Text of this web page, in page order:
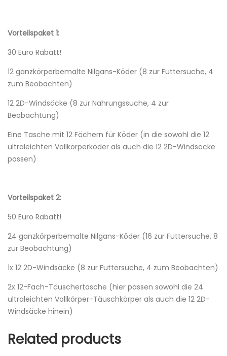
Vorteilspaket 1:
30 Euro Rabatt!
12 ganzkörperbemalte Nilgans-Köder (8 zur Futtersuche, 4
zum Beobachten)
12 2D-Windsäcke (8 zur Nahrungssuche, 4 zur
Beobachtung)
Eine Tasche mit 12 Fächern für Köder (in die sowohl die 12
ultraleichten Vollkörperköder als auch die 12 2D-Windsäcke
passen)
Vorteilspaket 2:
50 Euro Rabatt!
24 ganzkörperbemalte Nilgans-Köder (16 zur Futtersuche, 8
zur Beobachtung)
1x 12 2D-Windsäcke (8 zur Futtersuche, 4 zum Beobachten)
2x 12-Fach-Täuschertasche (hier passen sowohl die 24
ultraleichten Vollkörper-Täuschkörper als auch die 12 2D-
Windsäcke hinein)
Related products